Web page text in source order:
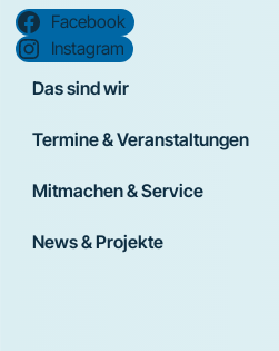
Facebook
Instagram
Das sind wir
Termine & Veranstaltungen
Mitmachen & Service
News & Projekte